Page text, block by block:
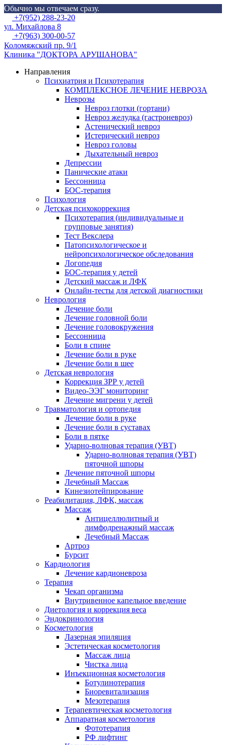
Обычно мы отвечаем сразу.
Skip
to
content
Menu+7(952) 288-23-20
ул. Михайлова 8
+7(963) 300-00-57
Коломяжский пр. 9/1
Клиника "ДОКТОРА АРУШАНОВА"
Направления
Психиатрия и Психотерапия
КОМПЛЕКСНОЕ ЛЕЧЕНИЕ НЕВРОЗА
Неврозы
Невроз глотки (гортани)
Невроз желудка (гастроневроз)
Астенический невроз
Истерический невроз
Невроз головы
Дыхательный невроз
Депрессии
Панические атаки
Бессонница
БОС-терапия
Психология
Детская психокоррекция
Психотерапия (индивидуальные и
групповые занятия)
Тест Векслера
Патопсихологическое и
нейропсихологическое обследования
Логопедия
БОС-терапия у детей
Детский массаж и ЛФК
Онлайн-тесты для детской диагностики
Неврология
Лечение боли
Лечение головной боли
Лечение головокружения
Бессонница
Боли в спине
Лечение боли в руке
Лечение боли в шее
Детская неврология
Коррекция ЗРР у детей
Видео-ЭЭГ мониторинг
Лечение мигрени у детей
Травматология и ортопедия
Лечение боли в руке
Лечение боли в суставах
Боли в пятке
Ударно-волновая терапия (УВТ)
Ударно-волновая терапия (УВТ)
пяточной шпоры
Лечение пяточной шпоры
Лечебный Массаж
Кинезиотейпирование
Реабилитация, ЛФК, массаж
Массаж
Антицеллюлитный и
лимфодренажный массаж
Лечебный Массаж
Артроз
Бурсит
Кардиология
Лечение кардионевроза
Терапия
Чекап организма
Внутривенное капельное введение
Диетология и коррекция веса
Эндокринология
Косметология
Лазерная эпиляция
Эстетическая косметология
Массаж лица
Чистка лица
Инъекционная косметология
Ботулинотерапия
Биоревитализация
Мезотерапия
Терапевтическая косметология
Аппаратная косметология
Фототерапия
РФ лифтинг